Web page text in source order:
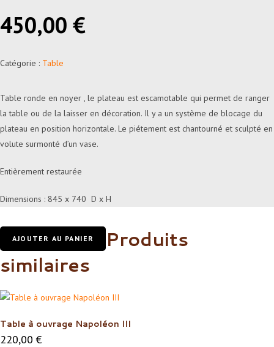
450,00 €
Catégorie : Table
Table ronde en noyer , le plateau est escamotable qui permet de ranger
la table ou de la laisser en décoration. Il y a un système de blocage du
plateau en position horizontale. Le piétement est chantourné et sculpté en
volute surmonté d’un vase.
Entièrement restaurée
Dimensions : 845 x 740 D x H
AJOUTER AU PANIER
Produits
similaires
Table à ouvrage Napoléon III
220,00€